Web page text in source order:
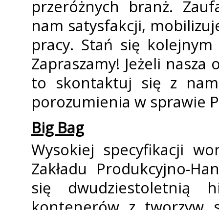
przeróżnych branż.
nam satysfakcji,
pracy. Stań się
Zapraszamy! Jeżeli
to skontaktuj się z
porozumienia w sprawie
Big Bag
Wysokiej specyfikacji
Zakładu Produkcyjno-
się dwudziestoletnią